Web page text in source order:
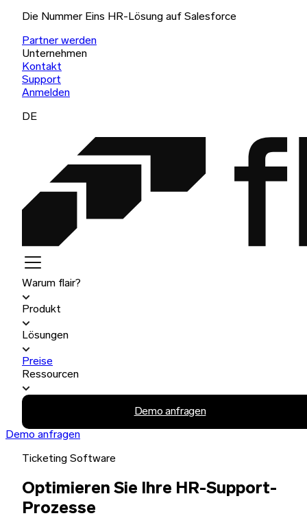
Die Nummer Eins HR-Lösung auf Salesforce
Partner werden
Unternehmen
Kontakt
Support
Anmelden
DE
Warum flair?
Produkt
Lösungen
Preise
Ressourcen
Demo anfragen
Demo anfragen
Ticketing Software
Optimieren Sie Ihre HR-Support-
Prozesse